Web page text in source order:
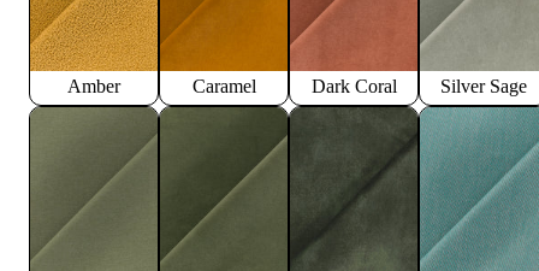
Amber Caramel Dark Coral Silver Sage